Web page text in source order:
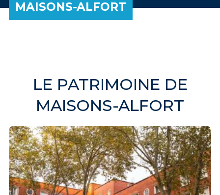
MAISONS-ALFORT
LE PATRIMOINE DE
MAISONS-ALFORT